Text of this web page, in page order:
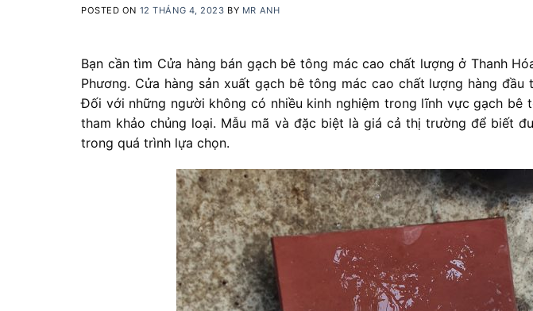
POSTED ON 12 THÁNG 4, 2023 BY MR ANH
Bạn cần tìm Cửa hàng bán gạch bê tông mác cao chất lượng ở Thanh
Phương. Cửa hàng sản xuất gạch bê tông mác cao chất lượng hàng đầu
Đối với những người không có nhiều kinh nghiệm trong lĩnh vực gạch bê
tham khảo chủng loại. Mẫu mã và đặc biệt là giá cả thị trường để biết
trong quá trình lựa chọn.